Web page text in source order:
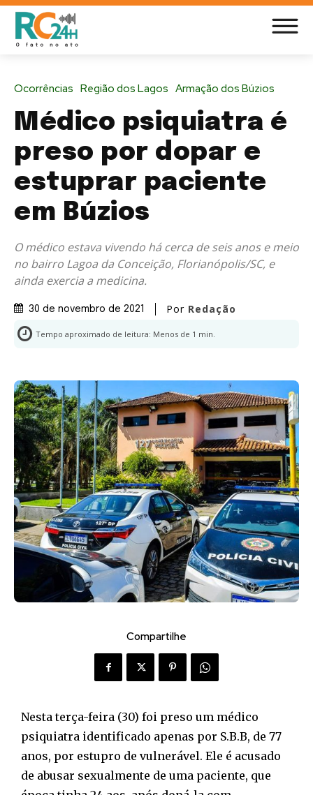
Ocorrências Região dos Lagos Armação dos Búzios
Médico psiquiatra é
preso por dopar e
estuprar paciente
em Búzios
O médico estava vivendo há cerca de seis anos e meio
no bairro Lagoa da Conceição, Florianópolis/SC, e
ainda exercia a medicina.
30 de novembro de 2021 Por Redação
Tempo aproximado de leitura: Menos de 1 min.
Compartilhe
Nesta terça-feira (30) foi preso um médico
psiquiatra identificado apenas por S.B.B, de 77
anos, por estupro de vulnerável. Ele é acusado
de abusar sexualmente de uma paciente, que